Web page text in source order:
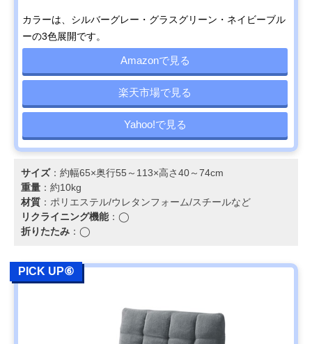
カラーは、シルバーグレー・グラスグリーン・ネイビーブル
ーの3色展開です。
Amazonで見る
楽天市場で見る
Yahoo!で見る
サイズ：約幅65×奥行55～113×高さ40～74cm
重量 ：約10kg
材質 ：ポリエステル/ウレタンフォーム/スチールなど
リクライニング機能：◯
折りたたみ ：◯
PICK UP⑥